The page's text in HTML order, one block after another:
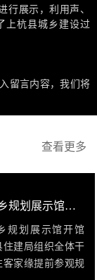
行展示，利用声、
上杭县城乡建设过
体格局为8+2，即
”、“古城春秋 城市
驱动 专项规划”、
游风采”、“未来部
留言内容，我们将
查看更多
上杭县城乡规划展示馆即将开馆！
规划展示馆开馆
住建局组织全体干
客家缘提前参观规